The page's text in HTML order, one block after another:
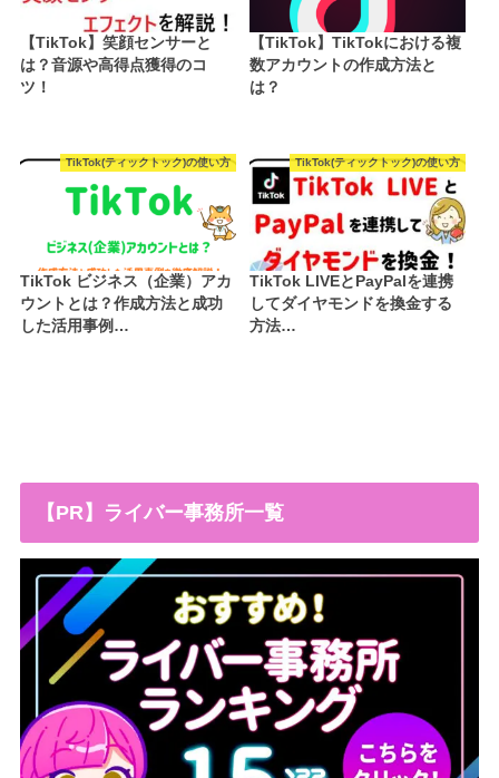
【TikTok】笑顔センサーと
は？音源や高得点獲得のコ
ツ！
【TikTok】TikTokにおける複
数アカウントの作成方法と
は？
TikTok(ティックトック)の使い方
TikTok ビジネス（企業）アカ
ウントとは？作成方法と成功
した活用事例…
TikTok(ティックトック)の使い方
TikTok LIVEとPayPalを連携
してダイヤモンドを換金する
方法…
【PR】ライバー事務所一覧